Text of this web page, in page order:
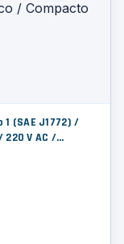
(SAE J1772) /
V AC /